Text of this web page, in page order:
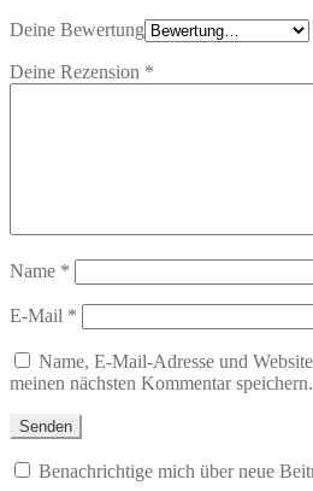
Deine Bewertung
Deine Rezension *
Name *
E-Mail *
Name, E-Mail-Adresse und
meinen nächsten Kommentar speichern.
Benachrichtige mich über neue